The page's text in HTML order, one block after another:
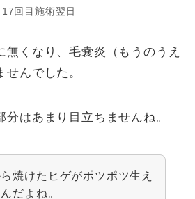
17回目施術翌日
無くなり、毛嚢炎（もうのうえ
んでした。
分はあまり目立ちませんね。
焼けたヒゲがポツポツ生え
だよね。